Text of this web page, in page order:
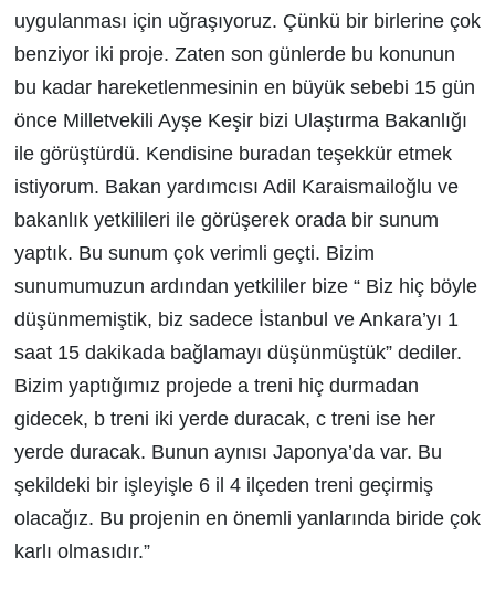
uygulanması için uğraşıyoruz. Çünkü bir birlerine çok
benziyor iki proje. Zaten son günlerde bu konunun
bu kadar hareketlenmesinin en büyük sebebi 15 gün
önce Milletvekili Ayşe Keşir bizi Ulaştırma Bakanlığı
ile görüştürdü. Kendisine buradan teşekkür etmek
istiyorum. Bakan yardımcısı Adil Karaismailoğlu ve
bakanlık yetkilileri ile görüşerek orada bir sunum
yaptık. Bu sunum çok verimli geçti. Bizim
sunumumuzun ardından yetkililer bize “ Biz hiç böyle
düşünmemiştik, biz sadece İstanbul ve Ankara’yı 1
saat 15 dakikada bağlamayı düşünmüştük” dediler.
Bizim yaptığımız projede a treni hiç durmadan
gidecek, b treni iki yerde duracak, c treni ise her
yerde duracak. Bunun aynısı Japonya’da var. Bu
şekildeki bir işleyişle 6 il 4 ilçeden treni geçirmiş
olacağız. Bu projenin en önemli yanlarında biride çok
karlı olmasıdır.”